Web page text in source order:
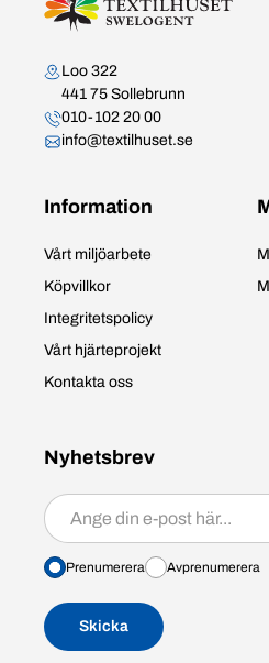
Loo 322
441 75 Sollebrunn
010-102 20 00
info@textilhuset.se
Information
Vårt miljöarbete
Köpvillkor
Integritetspolicy
Vårt hjärteprojekt
Kontakta oss
Nyhetsbrev
Prenumerera/avprenumerera
Prenumerera Avprenumerera
Skicka